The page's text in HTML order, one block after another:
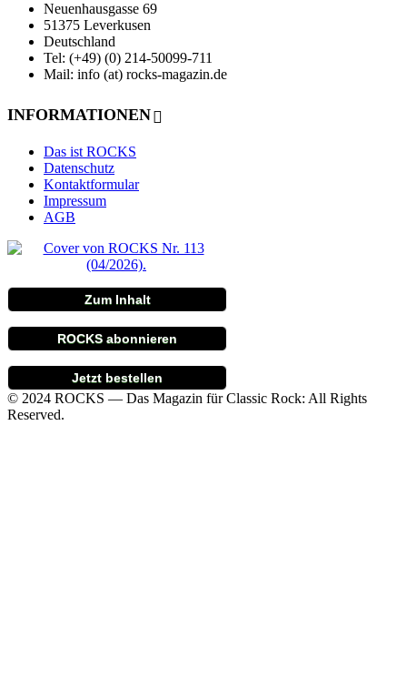
Neuenhausgasse 69
51375 Leverkusen
Deutschland
Tel: (+49) (0) 214-50099-711
Mail: info (at) rocks-magazin.de
INFORMATIONEN
Das ist ROCKS
Datenschutz
Kontaktformular
Impressum
AGB
Zum Inhalt
ROCKS abonnieren
Jetzt bestellen
© 2024 ROCKS — Das Magazin für Classic Rock: All Rights
Reserved.